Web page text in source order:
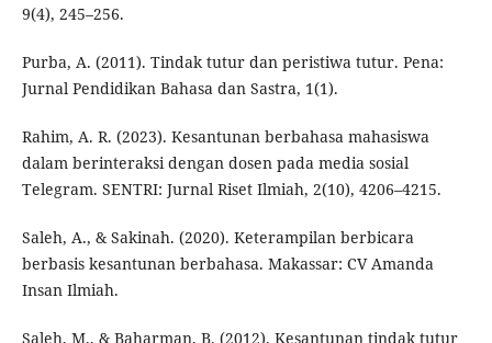
9(4), 245–256.
Purba, A. (2011). Tindak tutur dan peristiwa tutur. Pena:
Jurnal Pendidikan Bahasa dan Sastra, 1(1).
Rahim, A. R. (2023). Kesantunan berbahasa mahasiswa
dalam berinteraksi dengan dosen pada media sosial
Telegram. SENTRI: Jurnal Riset Ilmiah, 2(10), 4206–4215.
Saleh, A., & Sakinah. (2020). Keterampilan berbicara
berbasis kesantunan berbahasa. Makassar: CV Amanda
Insan Ilmiah.
Saleh, M., & Baharman, B. (2012). Kesantunan tindak tutur